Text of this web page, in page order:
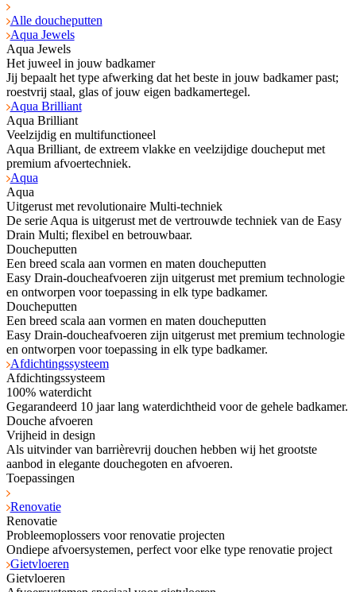
Alle doucheputten
Aqua Jewels
Aqua Jewels
Het juweel in jouw badkamer
Jij bepaalt het type afwerking dat het beste in jouw badkamer past;
roestvrij staal, glas of jouw eigen badkamertegel.
Aqua Brilliant
Aqua Brilliant
Veelzijdig en multifunctioneel
Aqua Brilliant, de extreem vlakke en veelzijdige doucheput met
premium afvoertechniek.
Aqua
Aqua
Uitgerust met revolutionaire Multi-techniek
De serie Aqua is uitgerust met de vertrouwde techniek van de Easy
Drain Multi; flexibel en betrouwbaar.
Doucheputten
Een breed scala aan vormen en maten doucheputten
Easy Drain-doucheafvoeren zijn uitgerust met premium technologie
en ontworpen voor toepassing in elk type badkamer.
Doucheputten
Een breed scala aan vormen en maten doucheputten
Easy Drain-doucheafvoeren zijn uitgerust met premium technologie
en ontworpen voor toepassing in elk type badkamer.
Afdichtingssysteem
Afdichtingssysteem
100% waterdicht
Gegarandeerd 10 jaar lang waterdichtheid voor de gehele badkamer.
Douche afvoeren
Vrijheid in design
Als uitvinder van barrièrevrij douchen hebben wij het grootste
aanbod in elegante douchegoten en afvoeren.
Toepassingen
Renovatie
Renovatie
Probleemoplossers voor renovatie projecten
Ondiepe afvoersystemen, perfect voor elke type renovatie project
Gietvloeren
Gietvloeren